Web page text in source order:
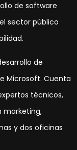
de software
sector público
de
Microsoft. Cuenta
técnicos,
marketing,
y dos oficinas